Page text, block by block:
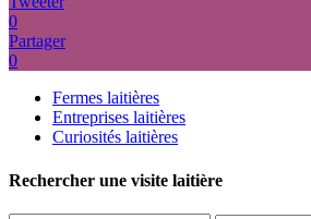
0
Partager
0
Fermes laitières
Entreprises laitières
Curiosités laitières
Rechercher une visite laitière